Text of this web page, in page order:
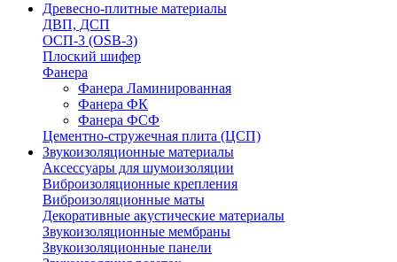
Древесно-плитные материалы
ДВП, ДСП
ОСП-3 (OSB-3)
Плоский шифер
Фанера
Фанера Ламинированная
Фанера ФК
Фанера ФСФ
Цементно-стружечная плита (ЦСП)
Звукоизоляционные материалы
Аксессуары для шумоизоляции
Виброизоляционные крепления
Виброизоляционные маты
Декоративные акустические материалы
Звукоизоляционные мембраны
Звукоизоляционные панели